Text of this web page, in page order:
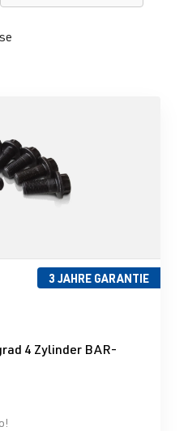
3 JAHRE GARANTIE
von 0 von 5 Sternen
4 Zylinder BAR-